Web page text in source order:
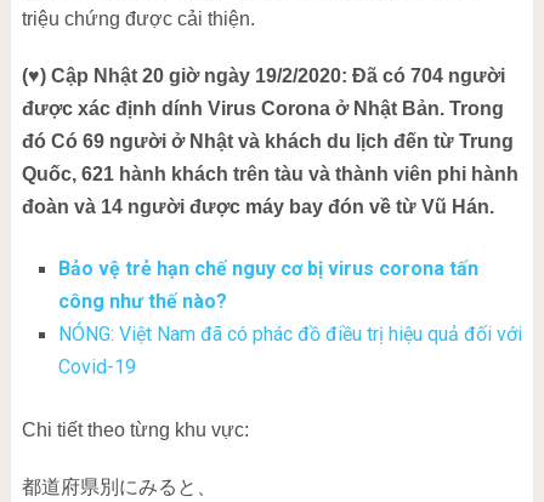
triệu chứng được cải thiện.
(♥) Cập Nhật 20 giờ ngày 19/2/2020: Đã có 704 người
được xác định dính Virus Corona ở Nhật Bản. Trong
đó Có 69 người ở Nhật và khách du lịch đến từ Trung
Quốc, 621 hành khách trên tàu và thành viên phi hành
đoàn và 14 người được máy bay đón về từ Vũ Hán.
Bảo vệ trẻ hạn chế nguy cơ bị virus corona tấn
công như thế nào?
NÓNG: Việt Nam đã có phác đồ điều trị hiệu quả đối với
Covid-19
Chi tiết theo từng khu vực:
都道府県別にみると、